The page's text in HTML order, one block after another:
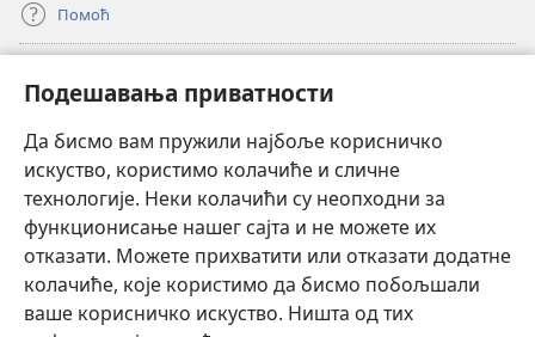
Подешавања приватности
Да бисмо вам пружили најбоље корисничко
искуство, користимо колачиће и сличне
технологије. Неки колачићи су неопходни за
функционисање нашег сајта и не можете их
отказати. Можете прихватити или отказати додатне
колачиће, које користимо да бисмо побољшали
ваше корисничко искуство. Ништа од тих
Помоћ
(отвара
нови
прозор)ОНЛАЈН БИБЛИОТЕКА Watchtower
(отвара
нови
прозор)JW Hub®
(отвара
нови
прозор)JW Library
Watchtower Library ®